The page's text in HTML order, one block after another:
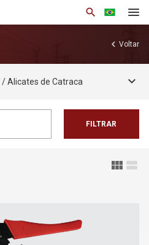
search
chevron_left Voltar
/ Alicates de Catraca keyboard_arrow_down
FILTRAR
view_module view_stream